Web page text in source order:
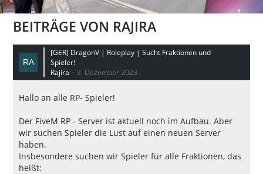
BEITRÄGE VON RAJIRA
[GER] DragonV | Roleplay | Sucht Fraktionen und
Spieler!
Rajira
3. Dezember 2023
Hallo an alle RP- Spieler!
Der FiveM RP - Server ist aktuell noch im Aufbau. Aber
wir suchen Spieler die Lust auf einen neuen Server
haben.
Insbesondere suchen wir Spieler für alle Fraktionen, das
heißt: